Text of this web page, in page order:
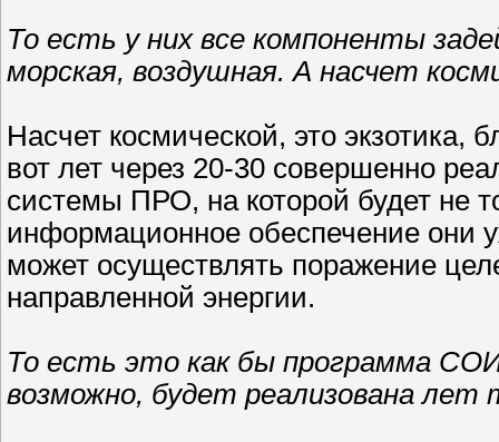
То есть у них все компоненты
морская, воздушная. А насчет
Насчет космической, это экзотика,
вот лет через 20-30 совершенно
системы ПРО, на которой будет не
информационное обеспечение они
может осуществлять поражение
направленной энергии.
То есть это как бы программа
возможно, будет реализована лет